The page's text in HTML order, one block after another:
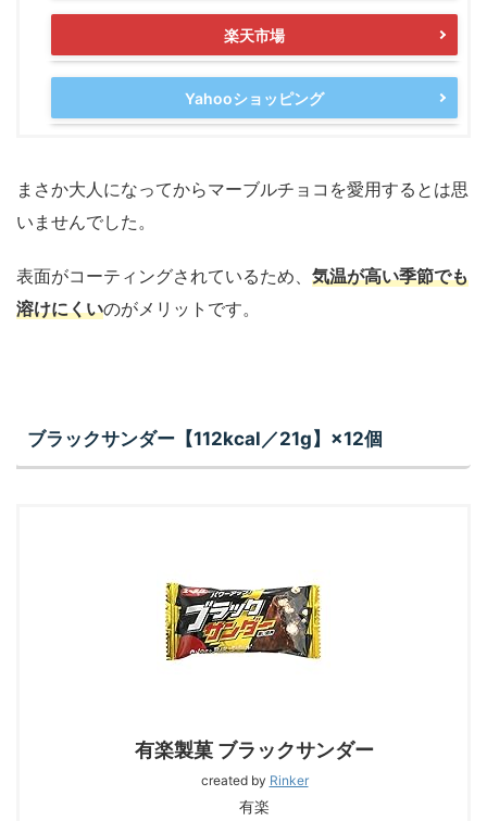
楽天市場
Yahooショッピング
まさか大人になってからマーブルチョコを愛用するとは思
いませんでした。
表面がコーティングされているため、 気温が高い季節でも
溶けにくいのがメリットです。
ブラックサンダー【112kcal／21g】×12個
有楽製菓 ブラックサンダー
created by Rinker
有楽